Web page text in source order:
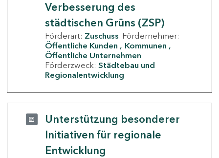
Verbesserung des
städtischen Grüns (ZSP)
Förderart: Zuschuss Fördernehmer:
Öffentliche Kunden
Kommunen
Öffentliche Unternehmen
Förderzweck: Städtebau und
Regionalentwicklung
Unterstützung besonderer
Initiativen für regionale
Entwicklung